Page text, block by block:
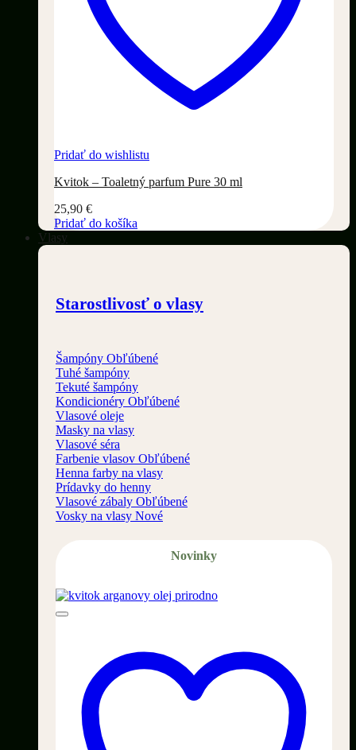
Pridať do wishlistu
Kvitok – Toaletný parfum Pure 30 ml
25,90 €
Pridať do košíka
Vlasy
Starostlivosť o vlasy
Šampóny
Tuhé šampóny
Tekuté šampóny
Kondicionéry
Vlasové oleje
Masky na vlasy
Vlasové séra
Farbenie vlasov
Henna farby na vlasy
Prídavky do henny
Vlasové zábaly
Vosky na vlasy
Novinky